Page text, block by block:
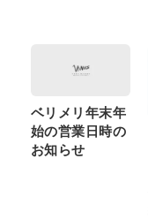
ベリメリ年末年
始の営業日時の
お知らせ